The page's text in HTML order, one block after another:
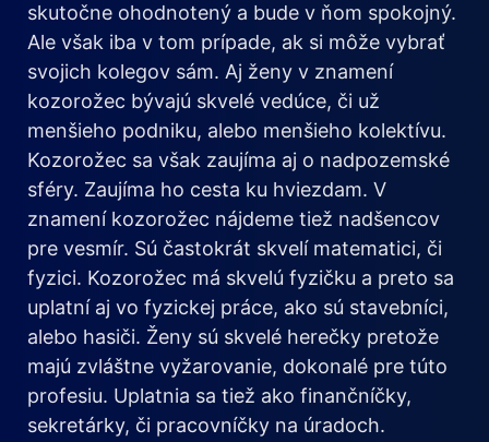
skutočne ohodnotený a bude v ňom spokojný.
Ale však iba v tom prípade, ak si môže vybrať
svojich kolegov sám. Aj ženy v znamení
kozorožec bývajú skvelé vedúce, či už
menšieho podniku, alebo menšieho kolektívu.
Kozorožec sa však zaujíma aj o nadpozemské
sféry. Zaujíma ho cesta ku hviezdam. V
znamení kozorožec nájdeme tiež nadšencov
pre vesmír. Sú častokrát skvelí matematici, či
fyzici. Kozorožec má skvelú fyzičku a preto sa
uplatní aj vo fyzickej práce, ako sú stavebníci,
alebo hasiči. Ženy sú skvelé herečky pretože
majú zvláštne vyžarovanie, dokonalé pre túto
profesiu. Uplatnia sa tiež ako finančníčky,
sekretárky, či pracovníčky na úradoch.